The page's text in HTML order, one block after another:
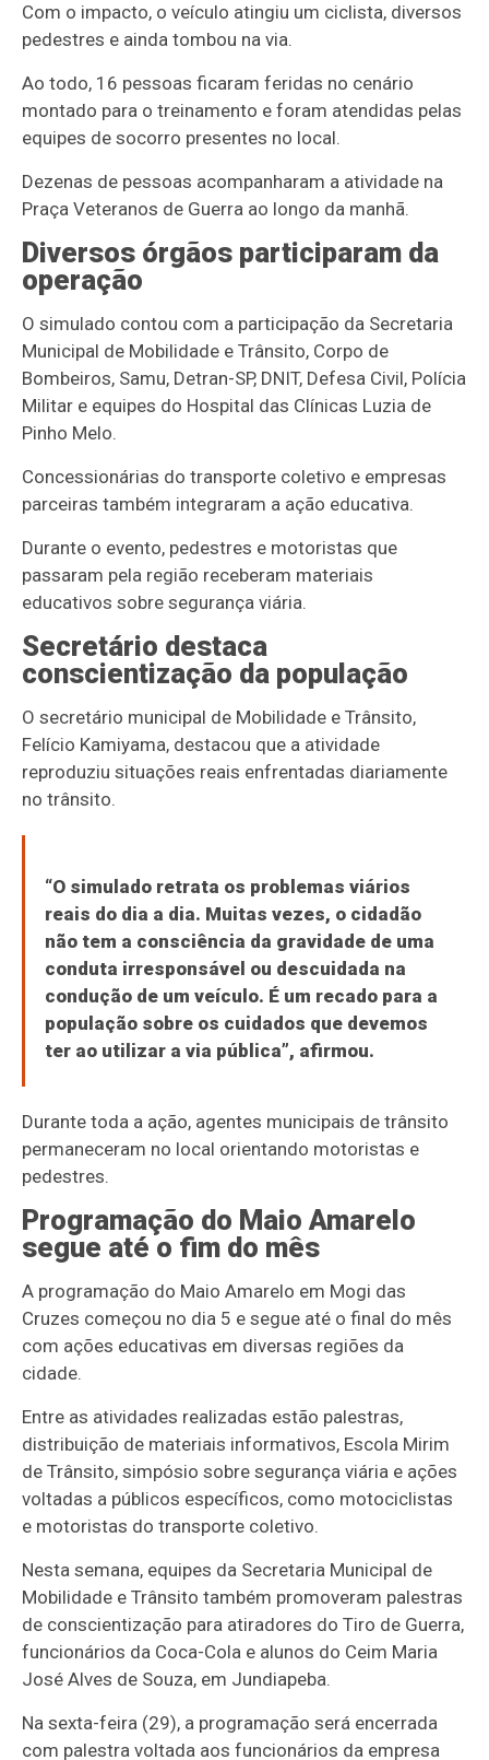
Com o impacto, o veículo atingiu um ciclista, diversos
pedestres e ainda tombou na via.
Ao todo, 16 pessoas ficaram feridas no cenário
montado para o treinamento e foram atendidas pelas
equipes de socorro presentes no local.
Dezenas de pessoas acompanharam a atividade na
Praça Veteranos de Guerra ao longo da manhã.
Diversos órgãos participaram da
operação
O simulado contou com a participação da Secretaria
Municipal de Mobilidade e Trânsito, Corpo de
Bombeiros, Samu, Detran-SP, DNIT, Defesa Civil, Polícia
Militar e equipes do Hospital das Clínicas Luzia de
Pinho Melo.
Concessionárias do transporte coletivo e empresas
parceiras também integraram a ação educativa.
Durante o evento, pedestres e motoristas que
passaram pela região receberam materiais
educativos sobre segurança viária.
Secretário destaca
conscientização da população
O secretário municipal de Mobilidade e Trânsito,
Felício Kamiyama, destacou que a atividade
reproduziu situações reais enfrentadas diariamente
no trânsito.
“O simulado retrata os problemas viários
reais do dia a dia. Muitas vezes, o cidadão
não tem a consciência da gravidade de uma
conduta irresponsável ou descuidada na
condução de um veículo. É um recado para a
população sobre os cuidados que devemos
ter ao utilizar a via pública”, afirmou.
Durante toda a ação, agentes municipais de trânsito
permaneceram no local orientando motoristas e
pedestres.
Programação do Maio Amarelo
segue até o fim do mês
A programação do Maio Amarelo em Mogi das
Cruzes começou no dia 5 e segue até o final do mês
com ações educativas em diversas regiões da
cidade.
Entre as atividades realizadas estão palestras,
distribuição de materiais informativos, Escola Mirim
de Trânsito, simpósio sobre segurança viária e ações
voltadas a públicos específicos, como motociclistas
e motoristas do transporte coletivo.
Nesta semana, equipes da Secretaria Municipal de
Mobilidade e Trânsito também promoveram palestras
de conscientização para atiradores do Tiro de Guerra,
funcionários da Coca-Cola e alunos do Ceim Maria
José Alves de Souza, em Jundiapeba.
Na sexta-feira (29), a programação será encerrada
com palestra voltada aos funcionários da empresa